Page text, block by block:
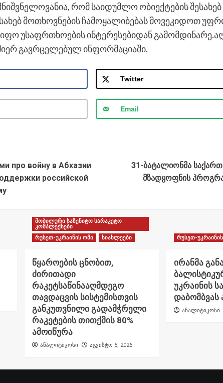
რომ საიდუმლო ობიექტების
მოთხოვნების ჩამოყალიბებას მოვეკიდოთ
უსაფრთხოების ინტერესებიდან
გავრცელებულ ინფორმაციაში.
Twitter
Email
про войну в Абхазии
российской
31-ბატალიონმა
მზადყოფნის
მობილური საზენიტო სარაკეტო
კომპლექსები
რუსეთ-უკრაინის ომი
სიახლეები
წყაროების ცნობით,
ძირითადი
რაკეტსაწინააღმდეგო
თავდაცვის სისტემისთვის
განკუთვნილი გადამჭრელი
რაკეტების თითქმის 80%
ამოიწურა
ანალიტიკოსი აგვისტო 5, 2026
რუსეთ-
ირანმა
უკრაინის
დაბომბვას
ანალიტიკოსი